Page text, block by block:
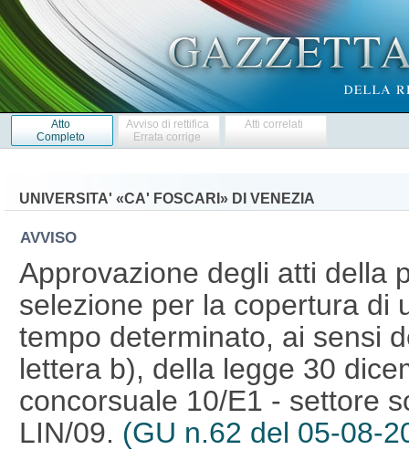
Atto
Completo
Avviso di rettifica
Errata corrige
Atti correlati
UNIVERSITA' «CA' FOSCARI» DI VENEZIA
AVVISO
Approvazione degli atti della
selezione per la copertura di
tempo determinato, ai sensi
lettera b), della legge 30
concorsuale 10/E1 - settore
LIN/09. (GU n.62 del 05-08-